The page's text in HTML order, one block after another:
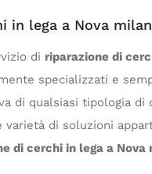
in lega a Nova
di riparazione di
specializzati e
di qualsiasi tipologia
varietà di soluzioni
di cerchi in lega a Nova